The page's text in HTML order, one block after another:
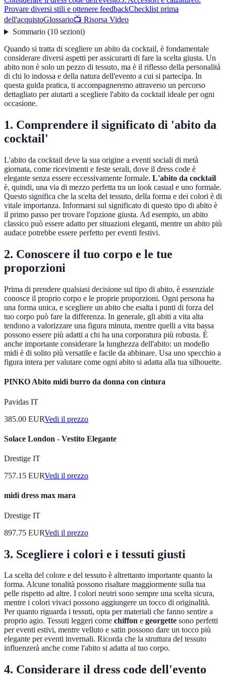
Provare diversi stili e ottenere feedbackChecklist prima
dell'acquistoGlossario📺 Risorsa Video
Sommario(10 sezioni)
Quando si tratta di scegliere un abito da cocktail, è fondamentale
considerare diversi aspetti per assicurarti di fare la scelta giusta. Un
abito non è solo un pezzo di tessuto, ma è il riflesso della personalità
di chi lo indossa e della natura dell'evento a cui si partecipa. In
questa guida pratica, ti accompagneremo attraverso un percorso
dettagliato per aiutarti a scegliere l'abito da cocktail ideale per ogni
occasione.
1. Comprendere il significato di 'abito da
cocktail'
L'abito da cocktail deve la sua origine a eventi sociali di metà
giornata, come ricevimenti e feste serali, dove il dress code è
elegante senza essere eccessivamente formale. L'abito da cocktail
è, quindi, una via di mezzo perfetta tra un look casual e uno formale.
Questo significa che la scelta del tessuto, della forma e dei colori è di
vitale importanza. Informarsi sul significato di questo tipo di abito è
il primo passo per trovare l'opzione giusta. Ad esempio, un abito
classico può essere adatto per situazioni eleganti, mentre un abito più
audace potrebbe essere perfetto per eventi festivi.
2. Conoscere il tuo corpo e le tue
proporzioni
Prima di prendere qualsiasi decisione sul tipo di abito, è essenziale
conosce il proprio corpo e le proprie proporzioni. Ogni persona ha
una forma unica, e scegliere un abito che esalta i punti di forza del
tuo corpo può fare la differenza. In generale, gli abiti a vita alta
tendono a valorizzare una figura minuta, mentre quelli a vita bassa
possono essere più adatti a chi ha una corporatura più robusta. È
anche importante considerare la lunghezza dell'abito: un modello
midi è di solito più versatile e facile da abbinare. Usa uno specchio a
figura intera per valutare come ogni abito si adatta alla tua silhouette.
PINKO Abito midi burro da donna con cintura
Pavidas IT
385.00 EURVedi il prezzo
Solace London - Vestito Elegante
Drestige IT
757.15 EURVedi il prezzo
midi dress max mara
Drestige IT
897.75 EURVedi il prezzo
3. Scegliere i colori e i tessuti giusti
La scelta del colore e del tessuto è altrettanto importante quanto la
forma. Alcune tonalità possono risaltare maggiormente sulla tua
pelle rispetto ad altre. I colori neutri sono sempre una scelta sicura,
mentre i colori vivaci possono aggiungere un tocco di originalità.
Per quanto riguarda i tessuti, opta per materiali che fanno sentire a
proprio agio. Tessuti leggeri come chiffon e georgette sono perfetti
per eventi estivi, mentre velluto e satin possono dare un tocco più
elegante per eventi invernali. Ricorda che la struttura del tessuto
influenzerà anche come l'abito si adatta al tuo corpo.
4. Considerare il dress code dell'evento